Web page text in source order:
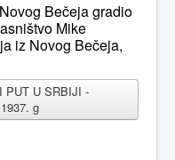
Bečeja gradio
Mike
iz Novog Bečeja,
PUT U SRBIJI -
g